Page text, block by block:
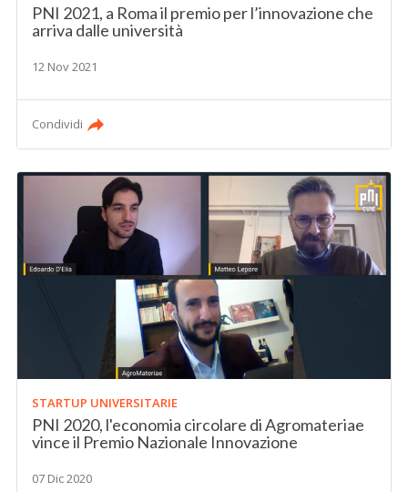
PNI 2021, a Roma il premio per l’innovazione che
arriva dalle università
12 Nov 2021
Condividi
STARTUP UNIVERSITARIE
PNI 2020, l'economia circolare di Agromateriae
vince il Premio Nazionale Innovazione
07 Dic 2020